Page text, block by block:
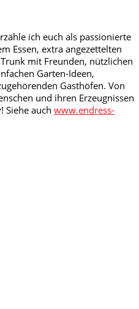
ich euch als passionierte
Essen, extra angezettelten
mit Freunden, nützlichen
Garten-Ideen,
Gasthöfen. Von
und ihren Erzeugnissen
Siehe auch www.endress-